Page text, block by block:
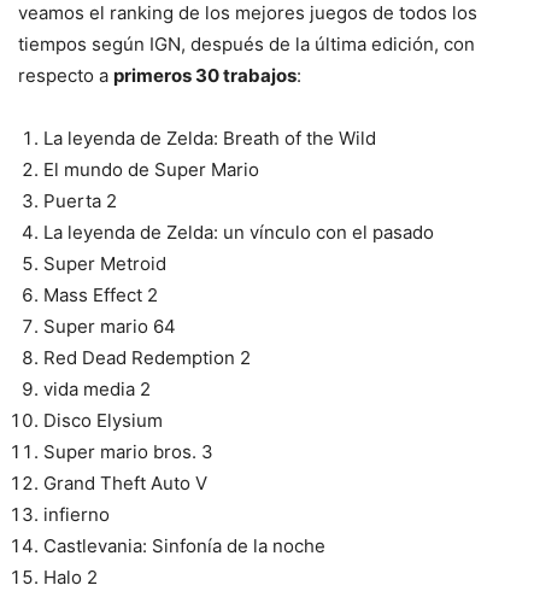
veamos el ranking de los mejores juegos de todos los
tiempos según IGN, después de la última edición, con
respecto a primeros 30 trabajos:
La leyenda de Zelda: Breath of the Wild
El mundo de Super Mario
Puerta 2
La leyenda de Zelda: un vínculo con el pasado
Super Metroid
Mass Effect 2
Super mario 64
Red Dead Redemption 2
vida media 2
Disco Elysium
Super mario bros. 3
Grand Theft Auto V
infierno
Castlevania: Sinfonía de la noche
Halo 2